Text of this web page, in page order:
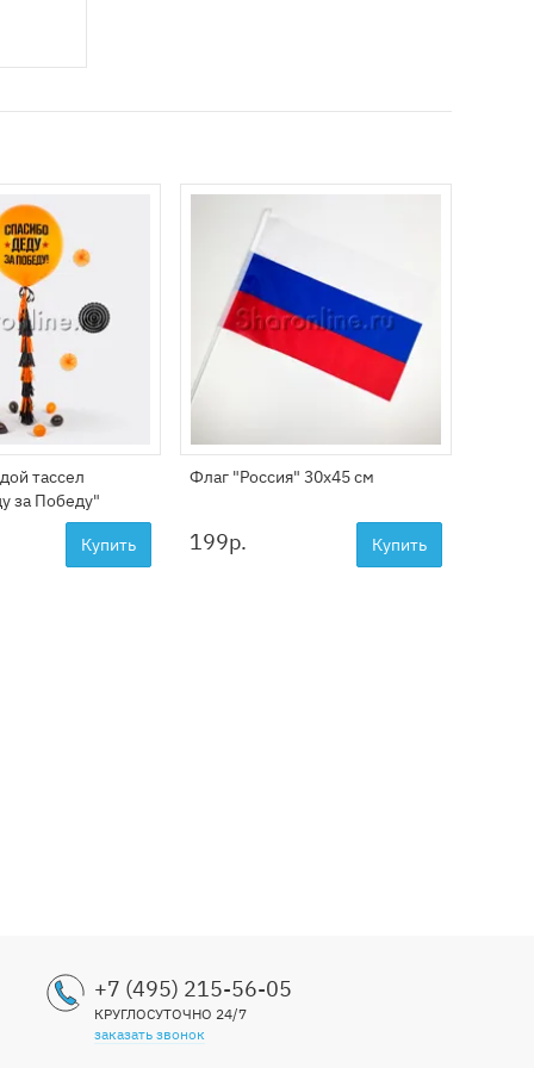
тассел
за Победу"
Купить
Флаг "Россия" 30х45 см
199р. Купить
+7 (495) 215-56-05
КРУГЛОСУТОЧНО 24/7
заказать звонок